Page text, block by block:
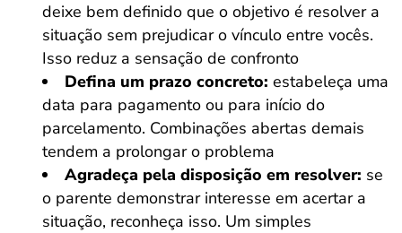
deixe bem definido que o objetivo é resolver a
situação sem prejudicar o vínculo entre vocês.
Isso reduz a sensação de confronto
Defina um prazo concreto: estabeleça uma
data para pagamento ou para início do
parcelamento. Combinações abertas demais
tendem a prolongar o problema
Agradeça pela disposição em resolver: se
o parente demonstrar interesse em acertar a
situação, reconheça isso. Um simples